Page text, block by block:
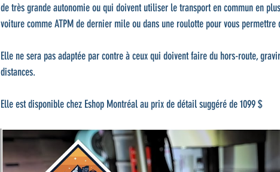
de très grande autonomie ou qui doivent utiliser le transport en commun en
voiture comme ATPM de dernier mile ou dans une roulotte pour vous
Elle ne sera pas adaptée par contre à ceux qui doivent faire du hors-route,
distances.
Elle est disponible chez Eshop Montréal au prix de détail suggéré de 1099 $